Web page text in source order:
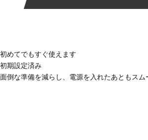
初めてでもすぐ使えます
初期設定済み
面倒な準備を減らし、電源を入れたあともス